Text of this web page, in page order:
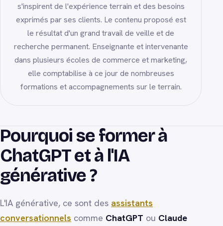
s'inspirent de l'expérience terrain et des besoins
exprimés par ses clients. Le contenu proposé est
le résultat d'un grand travail de veille et de
recherche permanent. Enseignante et intervenante
dans plusieurs écoles de commerce et marketing,
elle comptabilise à ce jour de nombreuses
formations et accompagnements sur le terrain.
Pourquoi se former à
ChatGPT et à l'IA
générative ?
L'IA générative, ce sont des assistants
conversationnels comme ChatGPT ou Claude